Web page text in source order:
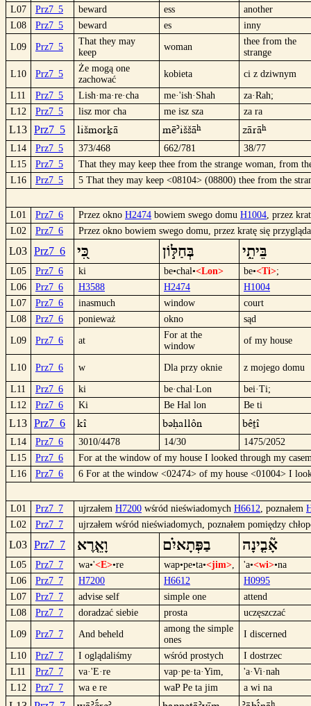
L07
Prz7_5 beward ess
another
L08
Prz7_5 beward es inny
L09 Prz7_5
That they may
keep
woman
thee from the
strange
L10 Prz7_5
Że mogą one
zachować
kobieta ci z dziwnym
L11 Prz7_5 Lish·ma·re·cha me·'ish·Shah
za·Rah;
L12
Prz7_5 lisz mor cha me isz sza za ra
L13 Prz7_5 lišmorkä më´iššâ zärâ
L14 Prz7_5 373/468 662/781
38/77
L15
Prz7_5
That they may keep thee from the strange woman, from
L16
Prz7_5 5 That they may keep <08104> (08800) thee from the
L01 Prz7_6 Przez okno H2474 bowiem swego domu H1004, przez
L02
Prz7_6 Przez okno bowiem swego domu, przez kratę się
L03 Prz7_6 כִּ֭י בְּחַלּ֣וֹן בֵּיתִ֑י
L05 Prz7_6 ki be•chal•<Lon> be•<Ti>;
L06
Prz7_6 H3588 H2474
H1004
L07
Prz7_6 inasmuch window
court
L08
Prz7_6 ponieważ okno sąd
L09 Prz7_6 at
For at the
window
of my house
L10 Prz7_6 w Dla przy oknie z mojego domu
L11 Prz7_6 ki be·chal·Lon
bei·Ti;
L12
Prz7_6 Ki Be Hal lon Be ti
L13 Prz7_6 Kî BüHallôn Bêtî
L14 Prz7_6 3010/4478 14/30
1475/2052
L15
Prz7_6
For at the window of my house I looked through my
L16
Prz7_6 6 For at the window <02474> of my house <01004> I
L01 Prz7_7 ujrzałem H7200 wśród nieświadomych H6612, poznałem
L02
Prz7_7 ujrzałem wśród nieświadomych, poznałem pomiędzy
L03 Prz7_7 וָאֵ֤רֶא בַפְּתָאיִ֗ם אָ֘בִ֤ינָה
L05 Prz7_7 wa•'<E>•re wap•pe•ta•<jim>, 'a•<wi>•na
L06
Prz7_7 H7200 H6612
H0995
L07
Prz7_7 advise self simple one
attend
L08
Prz7_7 doradzać siebie prosta uczęszczać
L09 Prz7_7 And beheld
among the simple
ones
I discerned
L10 Prz7_7 I oglądaliśmy wśród prostych
I dostrzec
L11
Prz7_7 va·'E·re vap·pe·ta·Yim,
'a·Vi·nah
L12
Prz7_7 wa e re waP Pe ta jim a wi na